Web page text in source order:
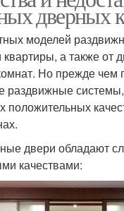
дверных
моделей
а также от
Но прежде чем
раздвижные
положительных
двери обладают
качествами: